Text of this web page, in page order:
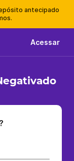
antecipado
Acessar